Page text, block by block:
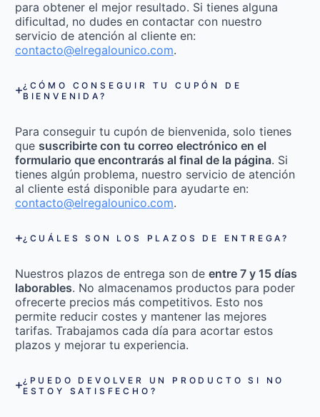
para obtener el mejor resultado. Si tienes alguna
dificultad, no dudes en contactar con nuestro
servicio de atención al cliente en:
contacto@elregalounico.com.
¿CÓMO CONSEGUIR TU CUPÓN DE
BIENVENIDA?
Para conseguir tu cupón de bienvenida, solo tienes
que suscribirte con tu correo electrónico en el
formulario que encontrarás al final de la página. Si
tienes algún problema, nuestro servicio de atención
al cliente está disponible para ayudarte en:
contacto@elregalounico.com.
¿CUÁLES SON LOS PLAZOS DE ENTREGA?
Nuestros plazos de entrega son de entre 7 y 15 días
laborables. No almacenamos productos para poder
ofrecerte precios más competitivos. Esto nos
permite reducir costes y mantener las mejores
tarifas. Trabajamos cada día para acortar estos
plazos y mejorar tu experiencia.
¿PUEDO DEVOLVER UN PRODUCTO SI NO
ESTOY SATISFECHO?